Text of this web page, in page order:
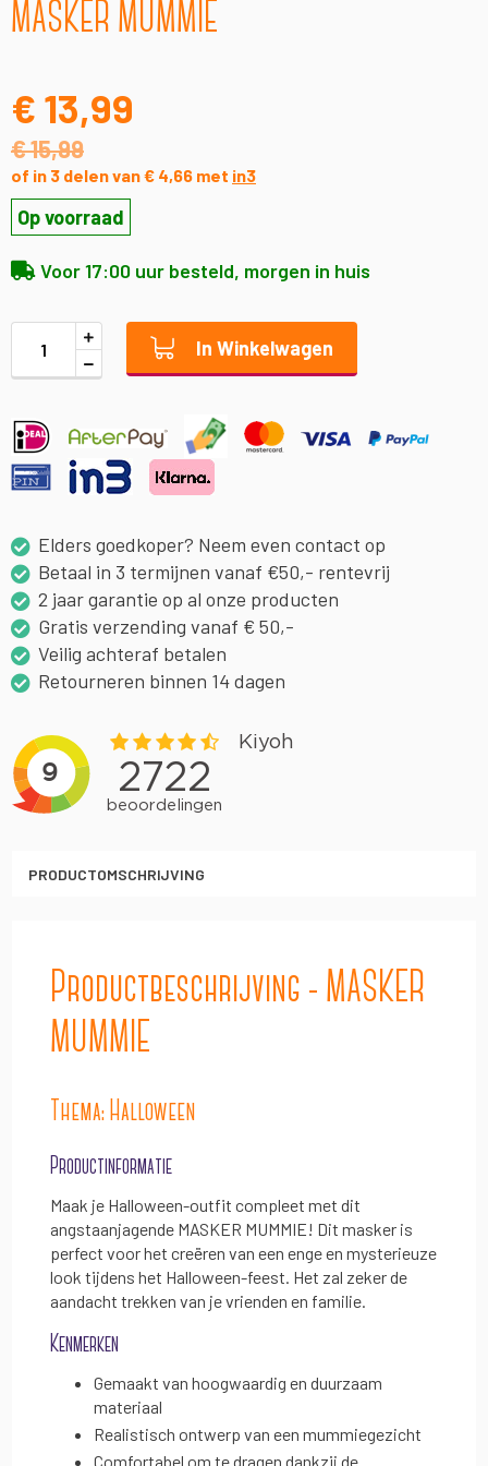
MASKER MUMMIE
€ 13,99
€ 15,99
of in 3 delen van € 4,66 met in3
Op voorraad
Voor 17:00 uur besteld, morgen in huis
In Winkelwagen
Elders goedkoper? Neem even contact op
Betaal in 3 termijnen vanaf €50,- rentevrij
2 jaar garantie op al onze producten
Gratis verzending vanaf € 50,-
Veilig achteraf betalen
Retourneren binnen 14 dagen
naar
het
de
afbeeldingen-
gallerij
PRODUCTOMSCHRIJVING
Productbeschrijving - MASKER
MUMMIE
Thema: Halloween
Productinformatie
Maak je Halloween-outfit compleet met dit
angstaanjagende MASKER MUMMIE! Dit masker is
perfect voor het creëren van een enge en mysterieuze
look tijdens het Halloween-feest. Het zal zeker de
aandacht trekken van je vrienden en familie.
Kenmerken
Gemaakt van hoogwaardig en duurzaam
materiaal
Realistisch ontwerp van een mummiegezicht
Comfortabel om te dragen dankzij de